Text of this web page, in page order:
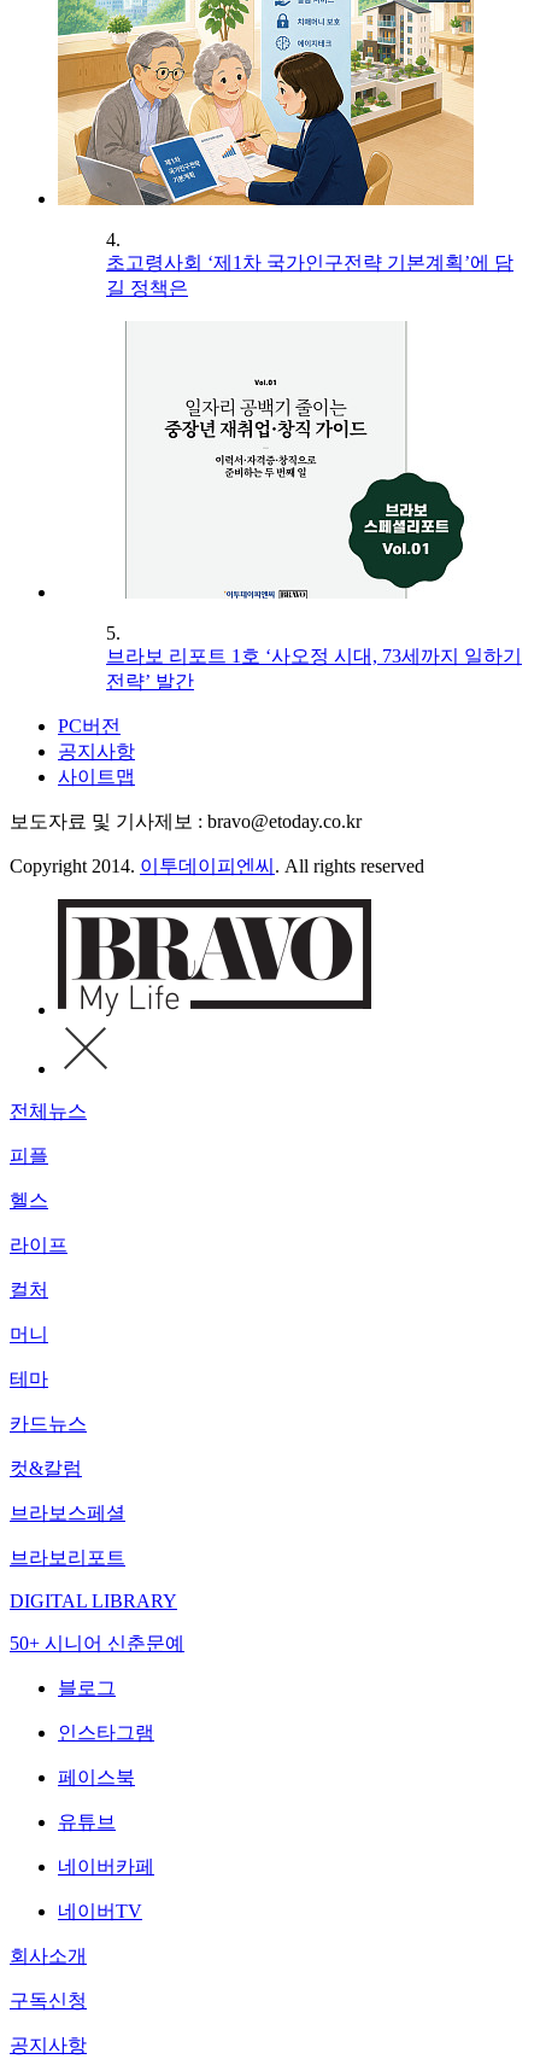
4.
초고령사회 ‘제1차 국가인구전략 기본계획’에 담
길 정책은
5.
브라보 리포트 1호 ‘사오정 시대, 73세까지 일하기
전략’ 발간
PC버전
공지사항
사이트맵
보도자료 및 기사제보 : bravo@etoday.co.kr
Copyright 2014. 이투데이피엔씨 . All rights reserved
전체뉴스
피플
헬스
라이프
컬처
머니
테마
카드뉴스
컷&칼럼
브라보스페셜
브라보리포트
DIGITAL LIBRARY
50+ 시니어 신춘문예
블로그
인스타그램
페이스북
유튜브
네이버카페
네이버TV
회사소개
구독신청
공지사항